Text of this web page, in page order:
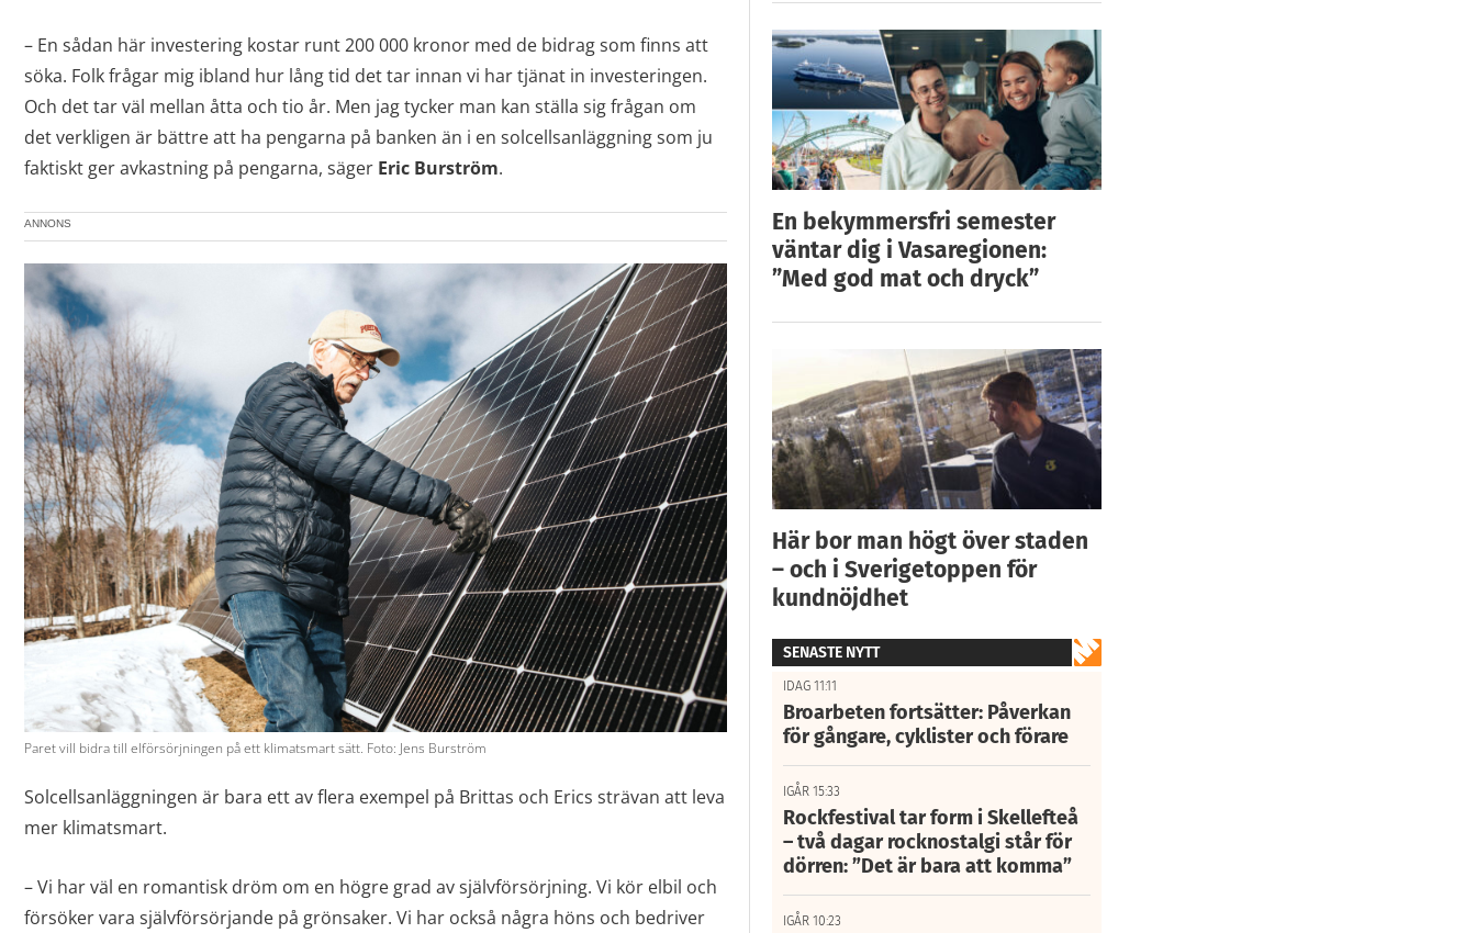
– En sådan här investering kostar runt 200 000 kronor med de bidrag som finns att
söka. Folk frågar mig ibland hur lång tid det tar innan vi har tjänat in investeringen.
Och det tar väl mellan åtta och tio år. Men jag tycker man kan ställa sig frågan om
det verkligen är bättre att ha pengarna på banken än i en solcellsanläggning som ju
faktiskt ger avkastning på pengarna, säger Eric Burström.
ANNONS
Paret vill bidra till elförsörjningen på ett klimatsmart sätt. Foto: Jens Burström
Solcellsanläggningen är bara ett av flera exempel på Brittas och Erics strävan att leva
mer klimatsmart.
– Vi har väl en romantisk dröm om en högre grad av självförsörjning. Vi kör elbil och
försöker vara självförsörjande på grönsaker. Vi har också några höns och bedriver
En bekymmersfri semester
väntar dig i Vasaregionen:
”Med god mat och dryck”
Här bor man högt över staden
– och i Sverigetoppen för
kundnöjdhet
SENASTE NYTT
IDAG 11:11
Broarbeten fortsätter: Påverkan
för gångare, cyklister och förare
IGÅR 15:33
Rockfestival tar form i Skellefteå
– två dagar rocknostalgi står för
dörren: ”Det är bara att komma”
IGÅR 10:23